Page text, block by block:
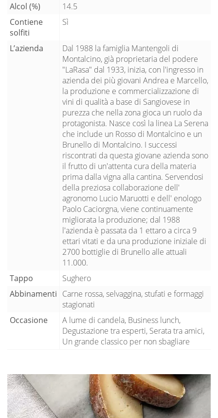
Alcol (%)
14.5
Contiene
solfiti
Sì
L’azienda
Dal 1988 la famiglia Mantengoli di
Montalcino, già proprietaria del podere
"LaRasa" dal 1933, inizia, con l'ingresso in
azienda dei più giovani Andrea e Marcello,
la produzione e commercializzazione di
vini di qualità a base di Sangiovese in
purezza che nella zona gioca un ruolo da
protagonista. Nasce così la linea La Serena
che include un Rosso di Montalcino e un
Brunello di Montalcino. I successi
riscontrati da questa giovane azienda sono
il frutto di un'attenta cura della materia
prima dalla vigna alla cantina. Servendosi
della preziosa collaborazione dell'
agronomo Lucio Maruotti e dell' enologo
Paolo Caciorgna, viene continuamente
migliorata la produzione; dal 1988
l'azienda è passata da 1 ettaro a circa 9
ettari vitati e da una produzione iniziale di
2700 bottiglie di Brunello alle attuali
11.000.
Tappo
Sughero
Abbinamenti Carne rossa, selvaggina, stufati e formaggi
stagionati
Occasione
A lume di candela, Business lunch,
Degustazione tra esperti, Serata tra amici,
Un grande classico per non sbagliare